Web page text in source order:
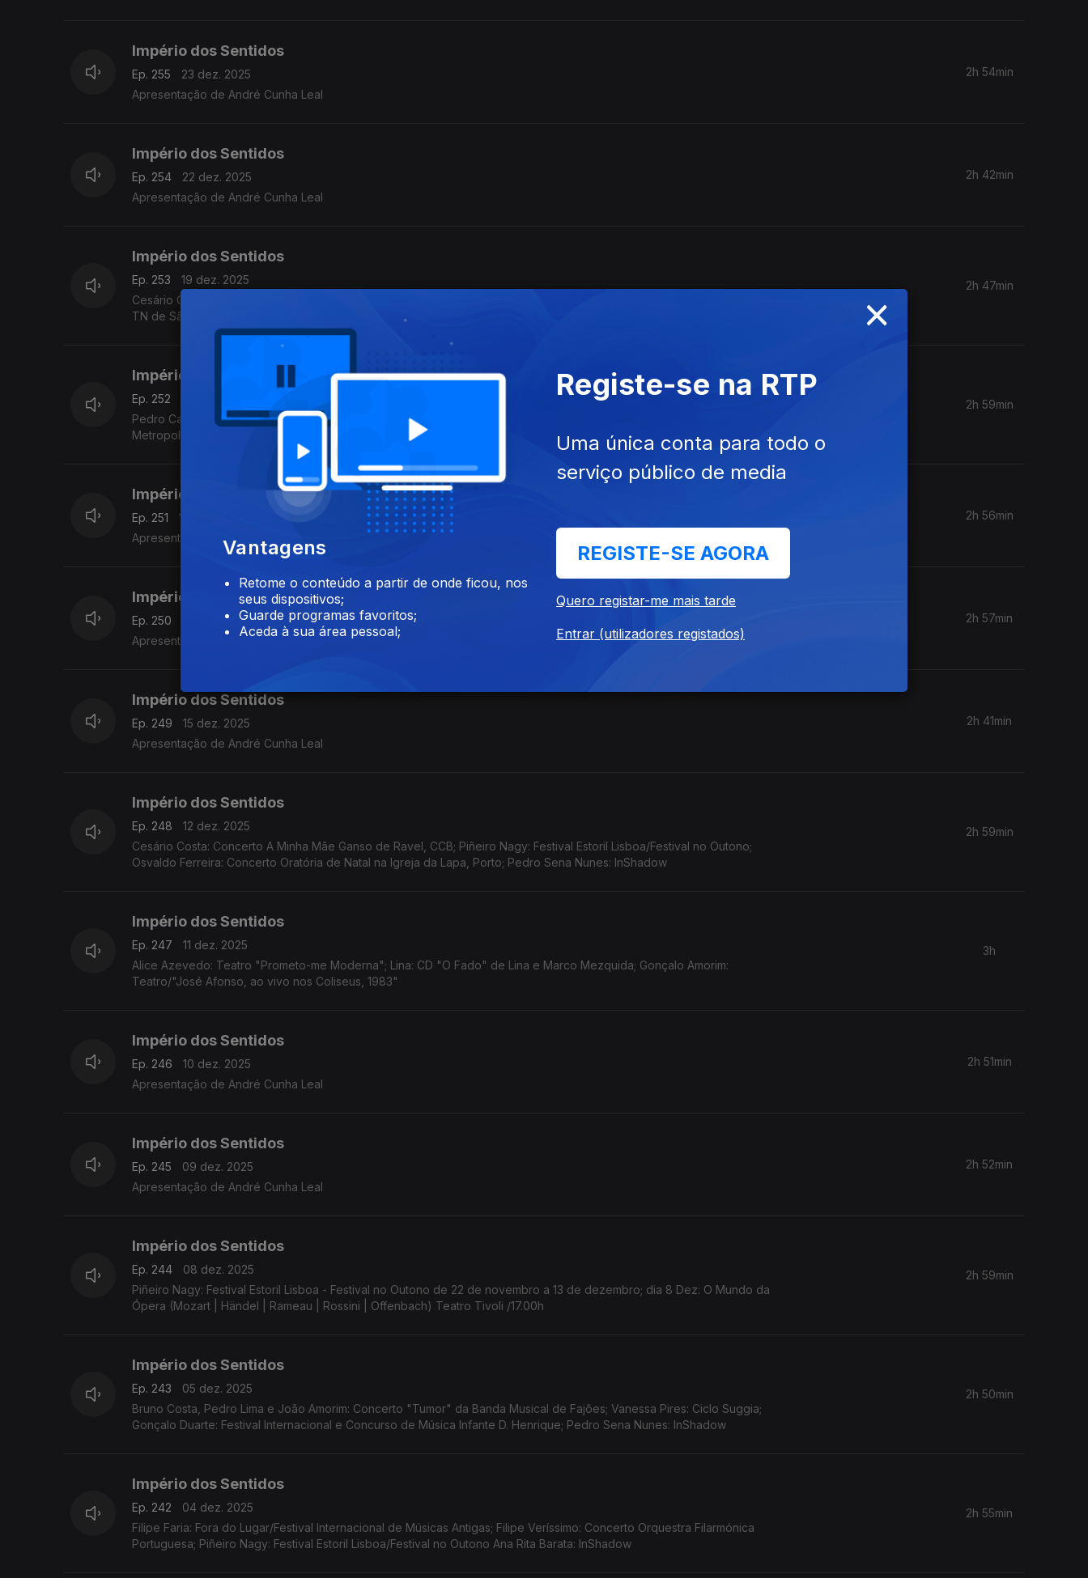
Império dos Sentidos
Ep. 255
23 dez. 2025
Apresentação de André Cunha Leal
2h 54min
Império dos Sentidos
Ep. 254
22 dez. 2025
Apresentação de André Cunha Leal
2h 42min
Império dos Sentidos
Ep. 253
19 dez. 2025
Cesário Costa: Concerto de Natal/Missa para a noite de Natal de Ponchielli, pela Orq.Sinfónica Portuguesa e Coro do
TN de São Carlos, dia 21 de dezembro no CCB;
2h 47min
Império dos Sentidos
Ep. 252
Pedro Carneiro: Concertos de Natal da Jovem Orquestra Portuguesa, Miguel Azguime: Concerto de Natal, Orquestra
Metropolitana de Lisboa
2h 59min
Império dos Sentidos
Ep. 251
17 dez. 2025
Apresentação de André Cunha Leal
2h 56min
Império dos Sentidos
Ep. 250
16 dez. 2025
Apresentação de André Cunha Leal
2h 57min
Império dos Sentidos
Ep. 249
15 dez. 2025
Apresentação de André Cunha Leal
2h 41min
Império dos Sentidos
Ep. 248
12 dez. 2025
Cesário Costa: Concerto A Minha Mãe Ganso de Ravel, CCB; Piñeiro Nagy: Festival Estoril Lisboa/Festival no Outono;
Osvaldo Ferreira: Concerto Oratória de Natal na Igreja da Lapa, Porto; Pedro Sena Nunes: InShadow
2h 59min
Império dos Sentidos
Ep. 247
11 dez. 2025
Alice Azevedo: Teatro "Prometo-me Moderna"; Lina: CD "O Fado" de Lina e Marco Mezquida; Gonçalo Amorim:
Teatro/"José Afonso, ao vivo nos Coliseus, 1983"
3h
Império dos Sentidos
Ep. 246
10 dez. 2025
Apresentação de André Cunha Leal
2h 51min
Império dos Sentidos
Ep. 245
09 dez. 2025
Apresentação de André Cunha Leal
2h 52min
Império dos Sentidos
Ep. 244
08 dez. 2025
Piñeiro Nagy: Festival Estoril Lisboa - Festival no Outono de 22 de novembro a 13 de dezembro; dia 8 Dez: O Mundo da
Ópera (Mozart | Händel | Rameau | Rossini | Offenbach) Teatro Tivoli /17.00h
2h 59min
Império dos Sentidos
Ep. 243
05 dez. 2025
Bruno Costa, Pedro Lima e João Amorim: Concerto "Tumor" da Banda Musical de Fajões; Vanessa Pires: Ciclo Suggia;
Gonçalo Duarte: Festival Internacional e Concurso de Música Infante D. Henrique; Pedro Sena Nunes: InShadow
2h 50min
Império dos Sentidos
Ep. 242
04 dez. 2025
Filipe Faria: Fora do Lugar/Festival Internacional de Músicas Antigas; Filipe Veríssimo: Concerto Orquestra Filarmónica
Portuguesa; Piñeiro Nagy: Festival Estoril Lisboa/Festival no Outono Ana Rita Barata: InShadow
2h 55min
×
Vantagens
Retome o conteúdo a partir de onde ficou, nos
seus dispositivos;
Guarde programas favoritos;
Aceda à sua área pessoal;
Registe-se na RTP
Uma única conta para todo o
serviço público de media
REGISTE-SE AGORA
Quero registar-me mais tarde
Entrar (utilizadores registados)